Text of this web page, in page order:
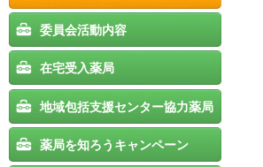
委員会活動内容
在宅受入薬局
地域包括支援センター協力薬局
薬局を知ろうキャンペーン